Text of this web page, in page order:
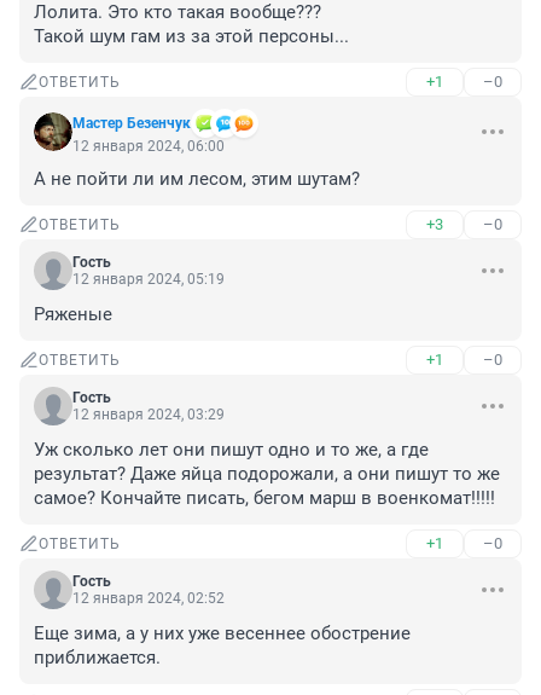
Лолита. Это кто такая вообще???
Такой шум гам из за этой персоны...
ОТВЕТИТЬ +1 –0
Мастер Безенчук
12 января 2024, 06:00
А не пойти ли им лесом, этим шутам?
ОТВЕТИТЬ +3 –0
Гость
12 января 2024, 05:19
Ряженые
ОТВЕТИТЬ +1 –0
Гость
12 января 2024, 03:29
Уж сколько лет они пишут одно и то же, а где
результат? Даже яйца подорожали, а они пишут то же
самое? Кончайте писать, бегом марш в военкомат!!!!!
ОТВЕТИТЬ +1 –0
Гость
12 января 2024, 02:52
Еще зима, а у них уже весеннее обострение
приближается.